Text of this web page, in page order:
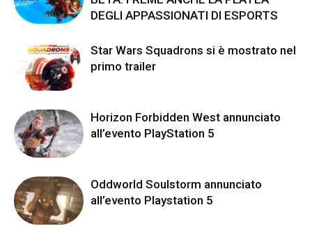
DEGLI APPASSIONATI DI ESPORTS
Star Wars Squadrons si è mostrato nel
primo trailer
Horizon Forbidden West annunciato
all’evento PlayStation 5
Oddworld Soulstorm annunciato
all’evento Playstation 5